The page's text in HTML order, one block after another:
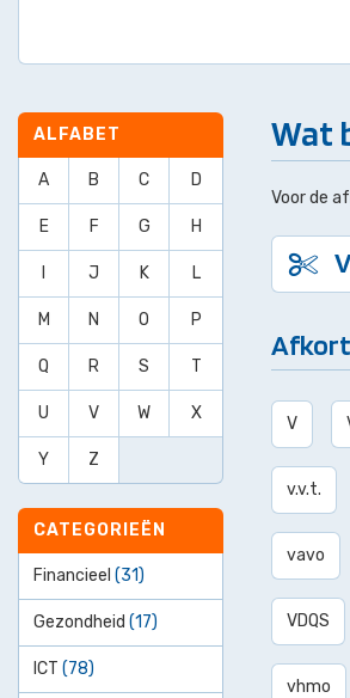
Wat
Voor de
V
v.v.t.
vavo
VDQS
vhmo
ALFABET
A B C D
E F G H
J K L
M N O P
Q R S T
U V W X
Y Z
CATEGORIEËN
Financieel (31)
Gezondheid (17)
ICT (78)